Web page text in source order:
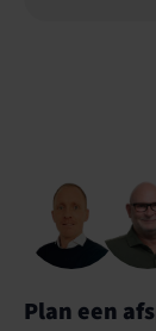
Plan een